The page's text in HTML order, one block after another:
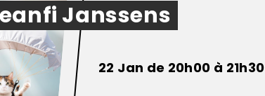
Janssens
22 Jan de 20h00 à 21h30